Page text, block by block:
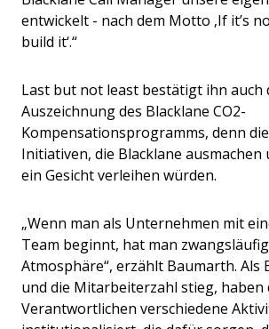
entwickelt - nach dem Motto ‚If it’s
build it‘.“
Last but not least bestätigt ihn auch
Auszeichnung des Blacklane CO2-
Kompensationsprogramms, denn
Initiativen, die Blacklane ausmachen
ein Gesicht verleihen würden.
„Wenn man als Unternehmen mit
Team beginnt, hat man
Atmosphäre“, erzählt Baumarth. Als
und die Mitarbeiterzahl stieg, haben
Verantwortlichen verschiedene